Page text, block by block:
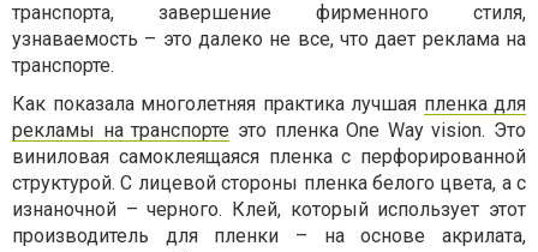
транспорта, завершение фирменного стиля,
узнаваемость – это далеко не все, что дает реклама на
транспорте.
Как показала многолетняя практика лучшая пленка для
рекламы на транспорте это пленка One Way vision. Это
виниловая самоклеящаяся пленка с перфорированной
структурой. С лицевой стороны пленка белого цвета, а с
изнаночной – черного. Клей, который использует этот
производитель для пленки – на основе акрилата,